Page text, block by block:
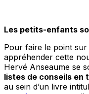
Les petits-enfants
Pour faire le point
appréhender cette
Hervé Anseaume se
listes de conseils en
au sein d’un livre